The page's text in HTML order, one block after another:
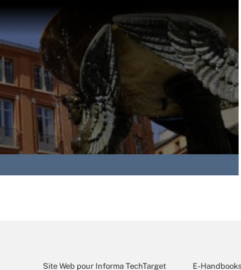
Site Web pour Informa TechTarget E-